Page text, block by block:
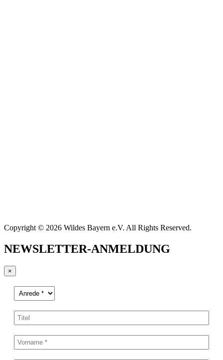
Copyright © 2026 Wildes Bayern e.V. All Rights Reserved.
NEWSLETTER-ANMELDUNG
×